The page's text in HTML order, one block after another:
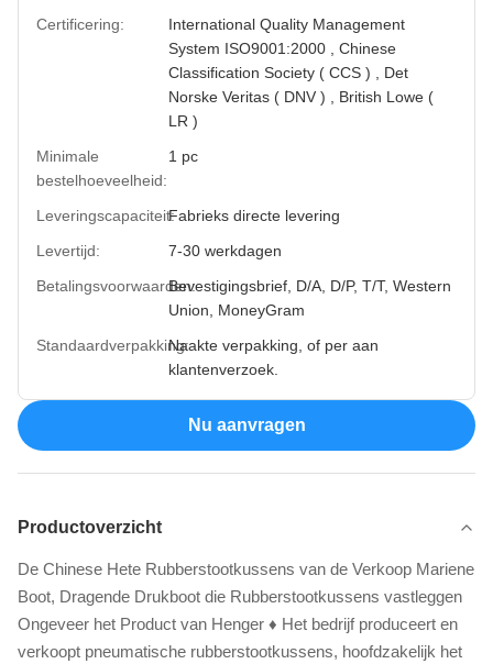
Certificering:
International Quality Management
System ISO9001:2000 , Chinese
Classification Society ( CCS ) , Det
Norske Veritas ( DNV ) , British Lowe (
LR )
Minimale
bestelhoeveelheid:
1 pc
Leveringscapaciteit:Fabrieks directe levering
Levertijd:
7-30 werkdagen
Betalingsvoorwaarden:Bevestigingsbrief, D/A, D/P, T/T, Western
Union, MoneyGram
Standaardverpakking:Naakte verpakking, of per aan
klantenverzoek.
Nu aanvragen
Productoverzicht
De Chinese Hete Rubberstootkussens van de Verkoop Mariene
Boot, Dragende Drukboot die Rubberstootkussens vastleggen
Ongeveer het Product van Henger ♦ Het bedrijf produceert en
verkoopt pneumatische rubberstootkussens, hoofdzakelijk het